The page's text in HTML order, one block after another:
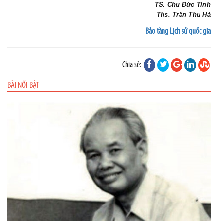
TS. Chu Đức Tính
Ths. Trần Thu Hà
Bảo tàng Lịch sử quốc gia
Chia sẻ:
BÀI NỔI BẬT